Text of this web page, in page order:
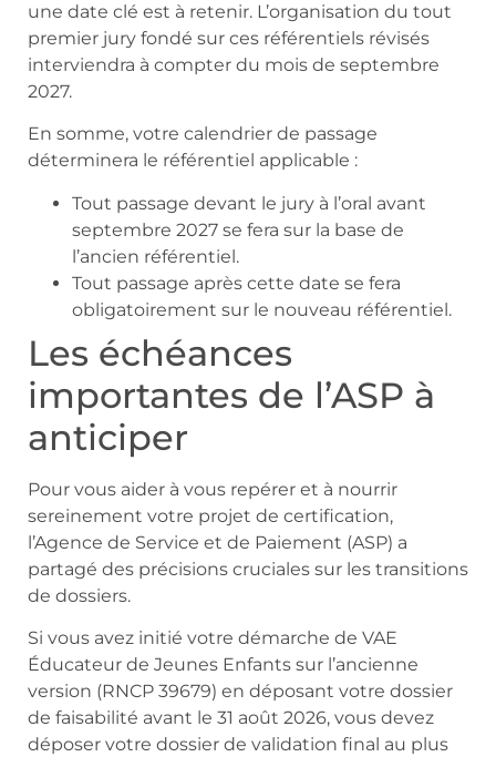
une date clé est à retenir. L’organisation du tout
premier jury fondé sur ces référentiels révisés
interviendra à compter du mois de septembre
2027.
En somme, votre calendrier de passage
déterminera le référentiel applicable :
Tout passage devant le jury à l’oral avant
septembre 2027 se fera sur la base de
l’ancien référentiel.
Tout passage après cette date se fera
obligatoirement sur le nouveau référentiel.
Les échéances
importantes de l’ASP à
anticiper
Pour vous aider à vous repérer et à nourrir
sereinement votre projet de certification,
l’Agence de Service et de Paiement (ASP) a
partagé des précisions cruciales sur les transitions
de dossiers.
Si vous avez initié votre démarche de VAE
Éducateur de Jeunes Enfants sur l’ancienne
version (RNCP 39679) en déposant votre dossier
de faisabilité avant le 31 août 2026, vous devez
déposer votre dossier de validation final au plus